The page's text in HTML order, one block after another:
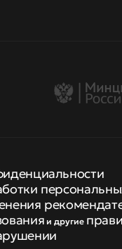
и другие